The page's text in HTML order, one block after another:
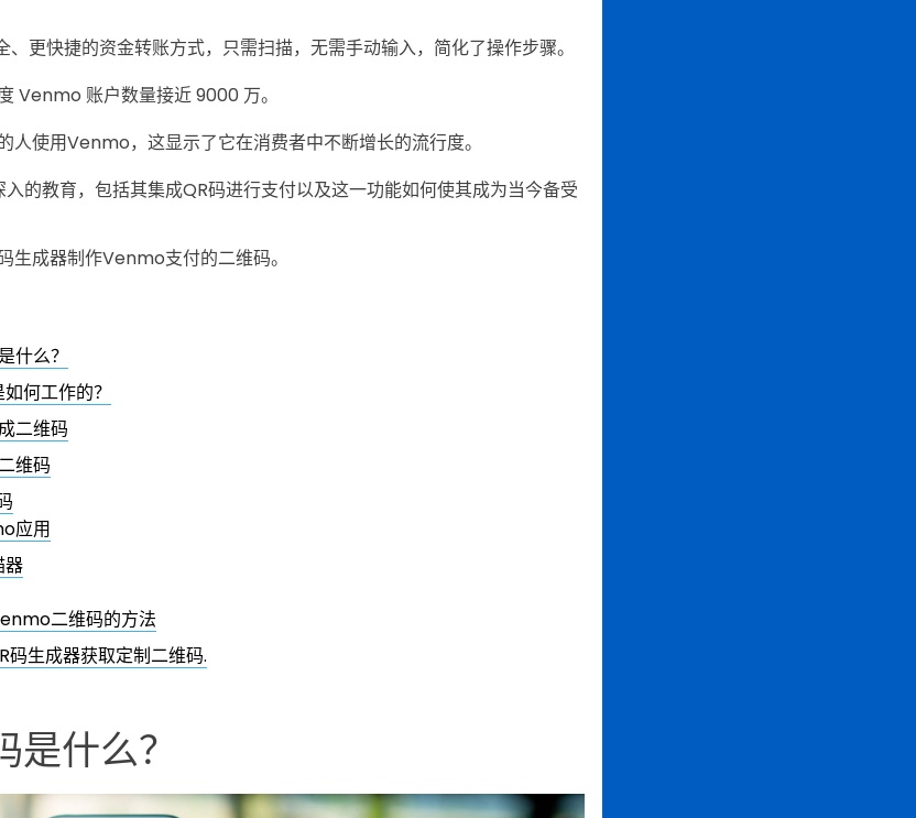
更快捷的资金转账方式，只需扫描，无需手动输入，简化了操作步骤。
Venmo 账户数量接近 9000 万。
人使用Venmo，这显示了它在消费者中不断增长的流行度。
的教育，包括其集成QR码进行支付以及这一功能如何使其成为当今备受
生成器制作Venmo支付的二维码。
什么？
何工作的？
二维码
维码
应用
器
二维码的方法
码生成器获取定制二维码.
什么？